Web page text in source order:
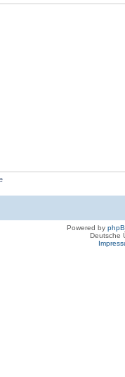
Powered by
Deutsche